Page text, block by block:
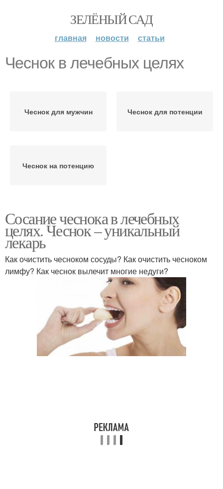
ЗЕЛЁНЫЙ САД
главная новости статьи
Чеснок в лечебных целях
Чеснок для мужчин Чеснок для потенции
Чеснок на потенцию
Сосание чеснока в лечебных
целях. Чеснок – уникальный
лекарь
Как очистить чесноком сосуды? Как очистить чесноком
лимфу? Как чеснок вылечит многие недуги?